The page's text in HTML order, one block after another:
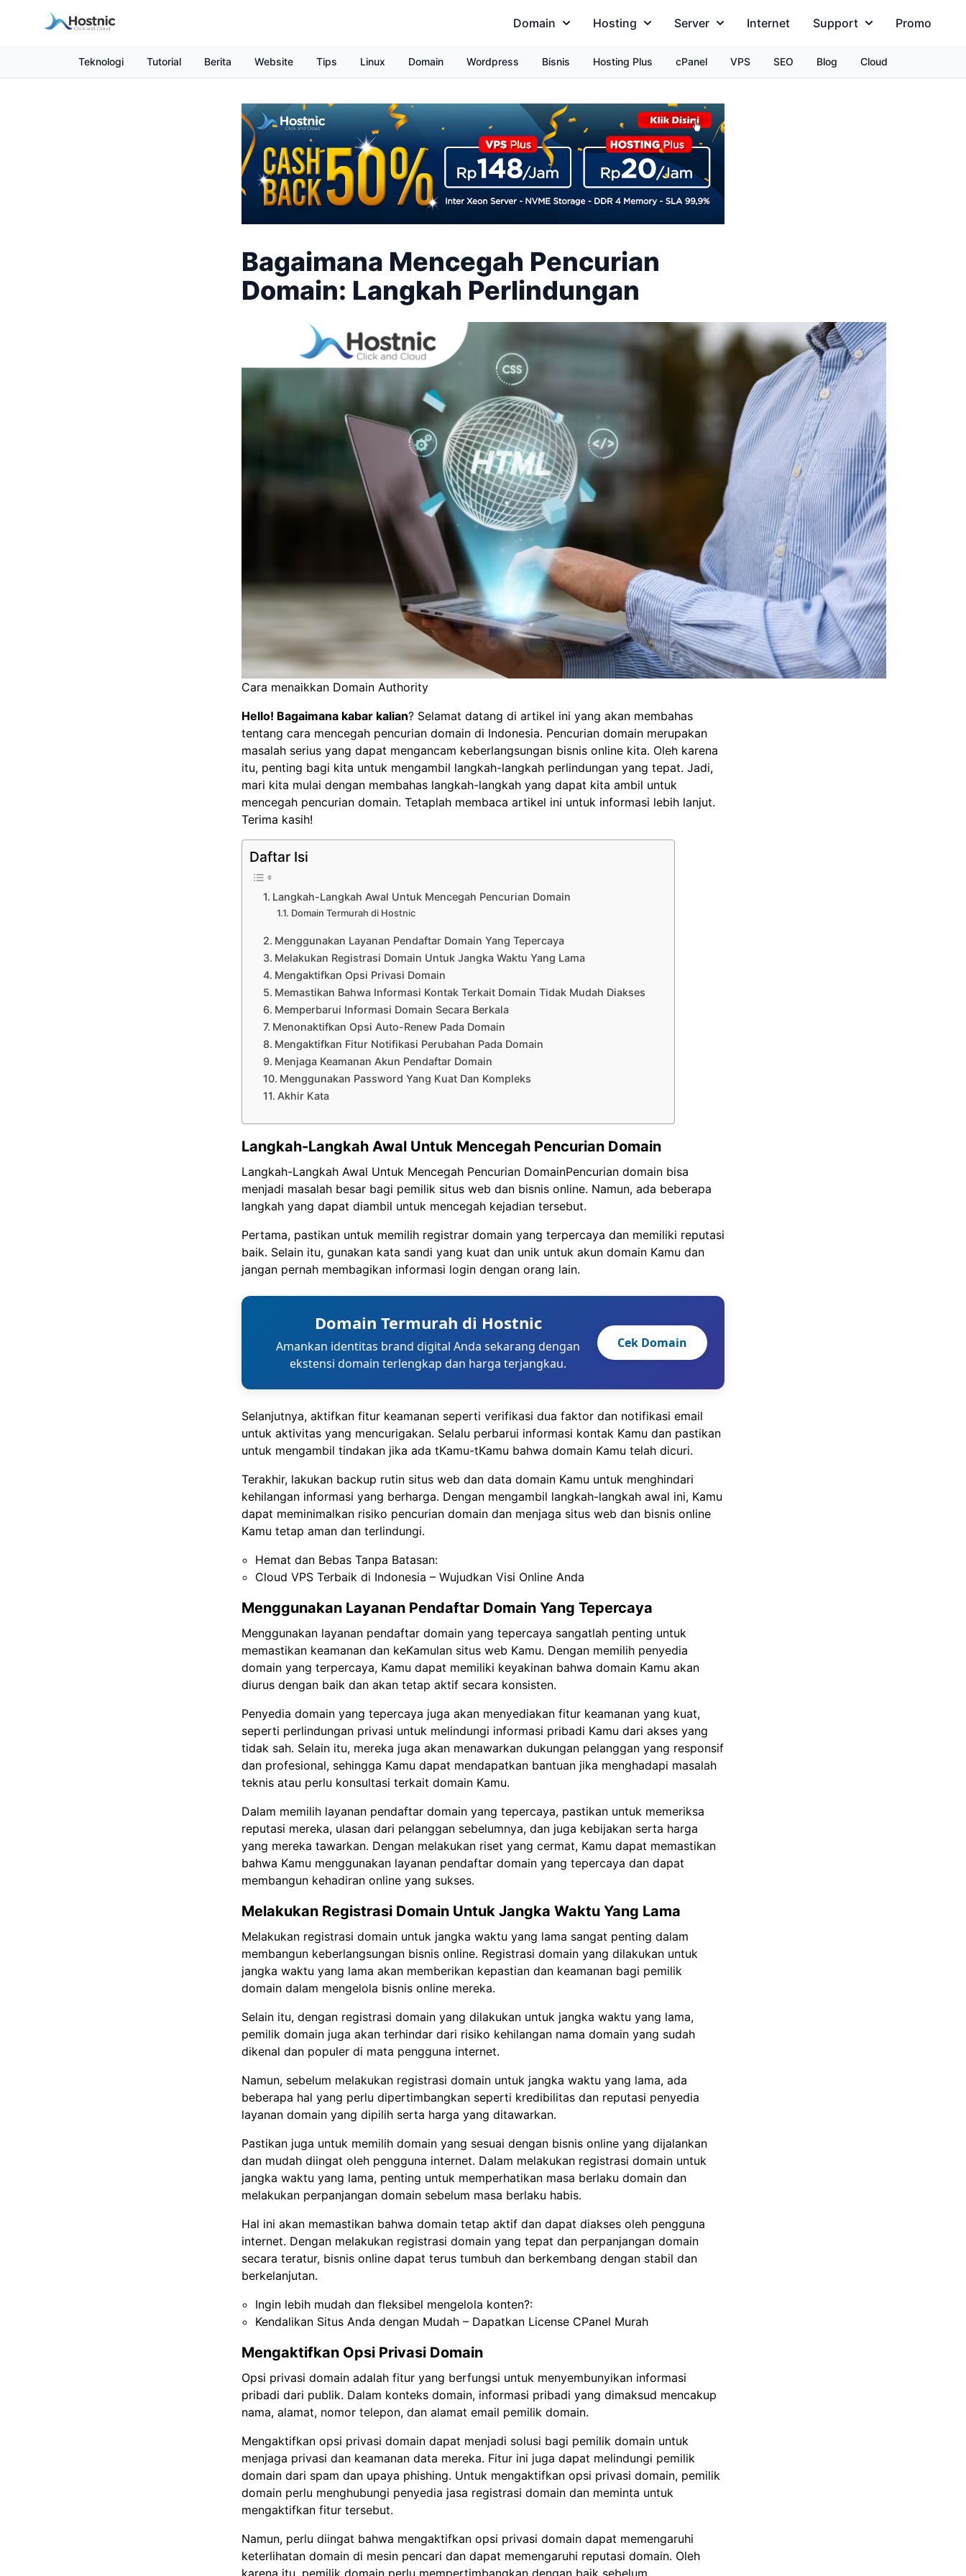
Domain Hosting Server Internet Support Promo
Teknologi Tutorial Berita Website Tips Linux Domain Wordpress Bisnis Hosting Plus cPanel VPS SEO Blog Cloud
Bagaimana Mencegah Pencurian
Domain: Langkah Perlindungan
Cara menaikkan Domain Authority
Hello! Bagaimana kabar kalian? Selamat datang di artikel ini yang akan membahas
tentang cara mencegah pencurian domain di Indonesia. Pencurian domain merupakan
masalah serius yang dapat mengancam keberlangsungan bisnis online kita. Oleh karena
itu, penting bagi kita untuk mengambil langkah-langkah perlindungan yang tepat. Jadi,
mari kita mulai dengan membahas langkah-langkah yang dapat kita ambil untuk
mencegah pencurian domain. Tetaplah membaca artikel ini untuk informasi lebih lanjut.
Terima kasih!
Daftar Isi
Langkah-Langkah Awal Untuk Mencegah Pencurian Domain
Domain Termurah di Hostnic
Menggunakan Layanan Pendaftar Domain Yang Tepercaya
Melakukan Registrasi Domain Untuk Jangka Waktu Yang Lama
Mengaktifkan Opsi Privasi Domain
Memastikan Bahwa Informasi Kontak Terkait Domain Tidak Mudah Diakses
Memperbarui Informasi Domain Secara Berkala
Menonaktifkan Opsi Auto-Renew Pada Domain
Mengaktifkan Fitur Notifikasi Perubahan Pada Domain
Menjaga Keamanan Akun Pendaftar Domain
Menggunakan Password Yang Kuat Dan Kompleks
Akhir Kata
Langkah-Langkah Awal Untuk Mencegah Pencurian Domain
Langkah-Langkah Awal Untuk Mencegah Pencurian DomainPencurian domain bisa
menjadi masalah besar bagi pemilik situs web dan bisnis online. Namun, ada beberapa
langkah yang dapat diambil untuk mencegah kejadian tersebut.
Pertama, pastikan untuk memilih registrar domain yang terpercaya dan memiliki reputasi
baik. Selain itu, gunakan kata sandi yang kuat dan unik untuk akun domain Kamu dan
jangan pernah membagikan informasi login dengan orang lain.
Domain Termurah di Hostnic
Amankan identitas brand digital Anda sekarang dengan
ekstensi domain terlengkap dan harga terjangkau.
Cek Domain
Selanjutnya, aktifkan fitur keamanan seperti verifikasi dua faktor dan notifikasi email
untuk aktivitas yang mencurigakan. Selalu perbarui informasi kontak Kamu dan pastikan
untuk mengambil tindakan jika ada tKamu-tKamu bahwa domain Kamu telah dicuri.
Terakhir, lakukan backup rutin situs web dan data domain Kamu untuk menghindari
kehilangan informasi yang berharga. Dengan mengambil langkah-langkah awal ini, Kamu
dapat meminimalkan risiko pencurian domain dan menjaga situs web dan bisnis online
Kamu tetap aman dan terlindungi.
Hemat dan Bebas Tanpa Batasan:
Cloud VPS Terbaik di Indonesia – Wujudkan Visi Online Anda
Menggunakan Layanan Pendaftar Domain Yang Tepercaya
Menggunakan layanan pendaftar domain yang tepercaya sangatlah penting untuk
memastikan keamanan dan keKamulan situs web Kamu. Dengan memilih penyedia
domain yang terpercaya, Kamu dapat memiliki keyakinan bahwa domain Kamu akan
diurus dengan baik dan akan tetap aktif secara konsisten.
Penyedia domain yang tepercaya juga akan menyediakan fitur keamanan yang kuat,
seperti perlindungan privasi untuk melindungi informasi pribadi Kamu dari akses yang
tidak sah. Selain itu, mereka juga akan menawarkan dukungan pelanggan yang responsif
dan profesional, sehingga Kamu dapat mendapatkan bantuan jika menghadapi masalah
teknis atau perlu konsultasi terkait domain Kamu.
Dalam memilih layanan pendaftar domain yang tepercaya, pastikan untuk memeriksa
reputasi mereka, ulasan dari pelanggan sebelumnya, dan juga kebijakan serta harga
yang mereka tawarkan. Dengan melakukan riset yang cermat, Kamu dapat memastikan
bahwa Kamu menggunakan layanan pendaftar domain yang tepercaya dan dapat
membangun kehadiran online yang sukses.
Melakukan Registrasi Domain Untuk Jangka Waktu Yang Lama
Melakukan registrasi domain untuk jangka waktu yang lama sangat penting dalam
membangun keberlangsungan bisnis online. Registrasi domain yang dilakukan untuk
jangka waktu yang lama akan memberikan kepastian dan keamanan bagi pemilik
domain dalam mengelola bisnis online mereka.
Selain itu, dengan registrasi domain yang dilakukan untuk jangka waktu yang lama,
pemilik domain juga akan terhindar dari risiko kehilangan nama domain yang sudah
dikenal dan populer di mata pengguna internet.
Namun, sebelum melakukan registrasi domain untuk jangka waktu yang lama, ada
beberapa hal yang perlu dipertimbangkan seperti kredibilitas dan reputasi penyedia
layanan domain yang dipilih serta harga yang ditawarkan.
Pastikan juga untuk memilih domain yang sesuai dengan bisnis online yang dijalankan
dan mudah diingat oleh pengguna internet. Dalam melakukan registrasi domain untuk
jangka waktu yang lama, penting untuk memperhatikan masa berlaku domain dan
melakukan perpanjangan domain sebelum masa berlaku habis.
Hal ini akan memastikan bahwa domain tetap aktif dan dapat diakses oleh pengguna
internet. Dengan melakukan registrasi domain yang tepat dan perpanjangan domain
secara teratur, bisnis online dapat terus tumbuh dan berkembang dengan stabil dan
berkelanjutan.
Ingin lebih mudah dan fleksibel mengelola konten?:
Kendalikan Situs Anda dengan Mudah – Dapatkan License CPanel Murah
Mengaktifkan Opsi Privasi Domain
Opsi privasi domain adalah fitur yang berfungsi untuk menyembunyikan informasi
pribadi dari publik. Dalam konteks domain, informasi pribadi yang dimaksud mencakup
nama, alamat, nomor telepon, dan alamat email pemilik domain.
Mengaktifkan opsi privasi domain dapat menjadi solusi bagi pemilik domain untuk
menjaga privasi dan keamanan data mereka. Fitur ini juga dapat melindungi pemilik
domain dari spam dan upaya phishing. Untuk mengaktifkan opsi privasi domain, pemilik
domain perlu menghubungi penyedia jasa registrasi domain dan meminta untuk
mengaktifkan fitur tersebut.
Namun, perlu diingat bahwa mengaktifkan opsi privasi domain dapat memengaruhi
keterlihatan domain di mesin pencari dan dapat memengaruhi reputasi domain. Oleh
karena itu, pemilik domain perlu mempertimbangkan dengan baik sebelum